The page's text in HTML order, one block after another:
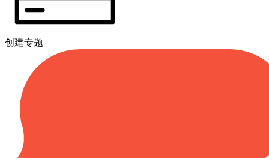
创建专题